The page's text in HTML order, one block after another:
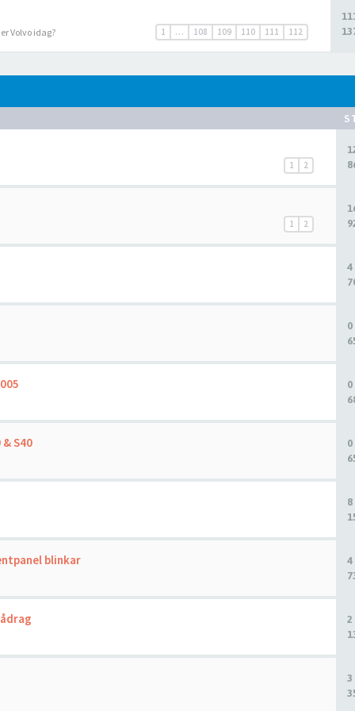
1 … 108 109 110 111 112
Volvo idag?
1 2
1 2
4
0
0
S40
0
8
blinkar
4
2
3